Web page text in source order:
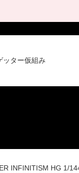
ッター仮組み
INFINITISM HG 1/